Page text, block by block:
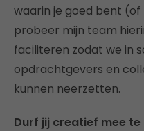
waarin je goed bent
probeer mijn team
faciliteren zodat we in
opdrachtgevers en
kunnen neerzetten.
Durf jij creatief mee